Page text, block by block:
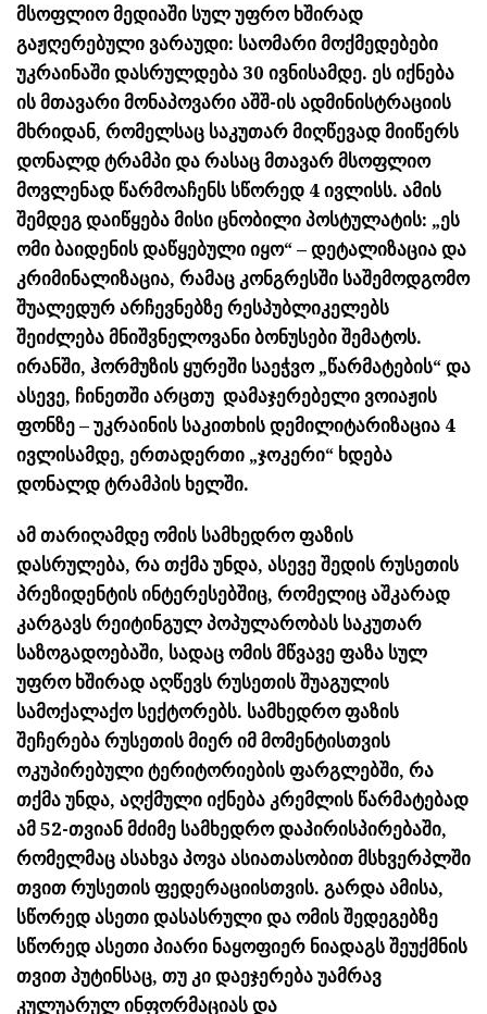
მსოფლიო მედიაში სულ უფრო ხშირად
გაჟღერებული ვარაუდი: საომარი მოქმედებები
უკრაინაში დასრულდება 30 ივნისამდე. ეს იქნება
ის მთავარი მონაპოვარი აშშ-ის ადმინისტრაციის
მხრიდან, რომელსაც საკუთარ მიღწევად მიიწერს
დონალდ ტრამპი და რასაც მთავარ მსოფლიო
მოვლენად წარმოაჩენს სწორედ 4 ივლისს. ამის
შემდეგ დაიწყება მისი ცნობილი პოსტულატის: „ეს
ომი ბაიდენის დაწყებული იყო“ – დეტალიზაცია და
კრიმინალიზაცია, რამაც კონგრესში საშემოდგომო
შუალედურ არჩევნებზე რესპუბლიკელებს
შეიძლება მნიშვნელოვანი ბონუსები შემატოს.
ირანში, ჰორმუზის ყურეში საეჭვო „წარმატების“ და
ასევე, ჩინეთში არცთუ დამაჯერებელი ვოიაჟის
ფონზე – უკრაინის საკითხის დემილიტარიზაცია 4
ივლისამდე, ერთადერთი „ჯოკერი“ ხდება
დონალდ ტრამპის ხელში.
ამ თარიღამდე ომის სამხედრო ფაზის
დასრულება, რა თქმა უნდა, ასევე შედის რუსეთის
პრეზიდენტის ინტერესებშიც, რომელიც აშკარად
კარგავს რეიტინგულ პოპულარობას საკუთარ
საზოგადოებაში, სადაც ომის მწვავე ფაზა სულ
უფრო ხშირად აღწევს რუსეთის შუაგულის
სამოქალაქო სექტორებს. სამხედრო ფაზის
შეჩერება რუსეთის მიერ იმ მომენტისთვის
ოკუპირებული ტერიტორიების ფარგლებში, რა
თქმა უნდა, აღქმული იქნება კრემლის წარმატებად
ამ 52-თვიან მძიმე სამხედრო დაპირისპირებაში,
რომელმაც ასახვა პოვა ასიათასობით მსხვერპლში
თვით რუსეთის ფედერაციისთვის. გარდა ამისა,
სწორედ ასეთი დასასრული და ომის შედეგებზე
სწორედ ასეთი პიარი ნაყოფიერ ნიადაგს შეუქმნის
თვით პუტინსაც, თუ კი დაეჯერება უამრავ
კულუარულ ინფორმაციას და